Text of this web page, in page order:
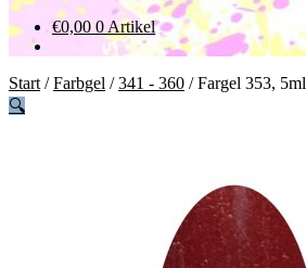
€0,00 0 Artikel
Start /Farbgel /341 - 360 /Fargel 353, 5ml
🔍